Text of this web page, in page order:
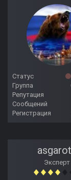
Статус
Группа
Репутация
Сообщений
Регистрация
Эксперт